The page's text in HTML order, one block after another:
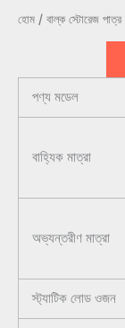
হোম / বাল্ক স্টোরেজ পাত্র
পণ্য মডেল
বাহ্যিক মাত্রা
অভ্যন্তরীণ মাত্রা
স্ট্যাটিক লোড ওজন